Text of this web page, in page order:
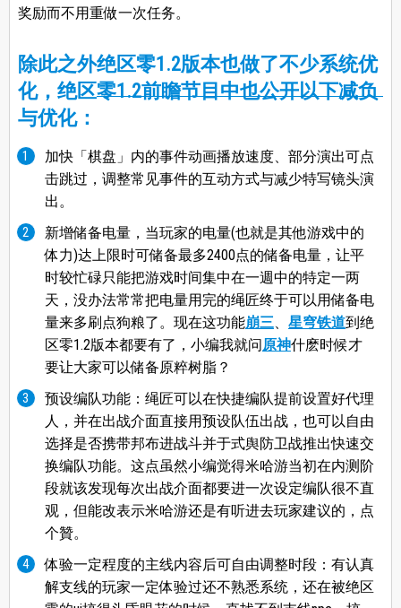
奖励而不用重做一次任务。
除此之外绝区零1.2版本也做了不少系统优
化，绝区零1.2前瞻节目中也公开以下减负
与优化：
加快「棋盘」内的事件动画播放速度、部分演出可点
击跳过，调整常见事件的互动方式与减少特写镜头演
出。
新增储备电量，当玩家的电量(也就是其他游戏中的
体力)达上限时可储备最多2400点的储备电量，让平
时较忙碌只能把游戏时间集中在一週中的特定一两
天，没办法常常把电量用完的绳匠终于可以用储备电
量来多刷点狗粮了。现在这功能崩三、 星穹铁道到绝
区零1.2版本都要有了，小编我就问原神什麽时候才
要让大家可以储备原粹树脂？
预设编队功能：绳匠可以在快捷编队提前设置好代理
人，并在出战介面直接用预设队伍出战，也可以自由
选择是否携带邦布进战斗并于式舆防卫战推出快速交
换编队功能。这点虽然小编觉得米哈游当初在内测阶
段就该发现每次出战介面都要进一次设定编队很不直
观，但能改表示米哈游还是有听进去玩家建议的，点
个贊。
体验一定程度的主线内容后可自由调整时段：有认真
解支线的玩家一定体验过还不熟悉系统，还在被绝区